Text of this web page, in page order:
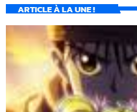
ARTICLE À LA UNE !